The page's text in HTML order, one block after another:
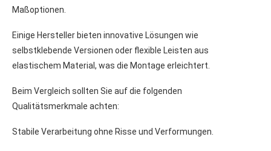
Maßoptionen.
Einige Hersteller bieten innovative Lösungen wie
selbstklebende Versionen oder flexible Leisten aus
elastischem Material, was die Montage erleichtert.
Beim Vergleich sollten Sie auf die folgenden
Qualitätsmerkmale achten:
Stabile Verarbeitung ohne Risse und Verformungen.